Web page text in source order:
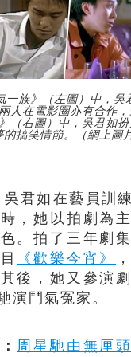
一族》（左圖）中，吳
人在電影圈亦有合作
（右圖）中，吳君如
的搞笑情節。（網上圖
如在藝員訓練
，她以拍劇為
。拍了三年劇
《歡樂今宵》
後，她又參演
演鬥氣冤家。
周星馳由無厘